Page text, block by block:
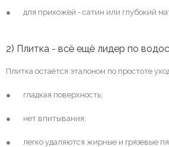
● для прихожей - сатин или глубокий
2) Плитка - всё ещё лидер по
Плитка остаётся эталоном по простоте
● гладкая поверхность;
● нет впитывания;
● легко удаляются жирные и грязевые